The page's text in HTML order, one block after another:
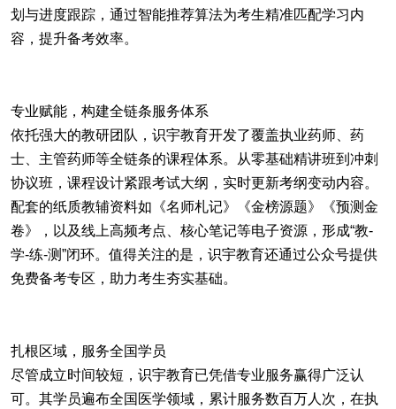
划与进度跟踪，通过智能推荐算法为考生精准匹配学习内
容，提升备考效率。
专业赋能，构建全链条服务体系
依托强大的教研团队，识宇教育开发了覆盖执业药师、药
士、主管药师等全链条的课程体系。从零基础精讲班到冲刺
协议班，课程设计紧跟考试大纲，实时更新考纲变动内容。
配套的纸质教辅资料如《名师札记》《金榜源题》《预测金
卷》，以及线上高频考点、核心笔记等电子资源，形成“教-
学-练-测”闭环。值得关注的是，识宇教育还通过公众号提供
免费备考专区，助力考生夯实基础。
扎根区域，服务全国学员
尽管成立时间较短，识宇教育已凭借专业服务赢得广泛认
可。其学员遍布全国医学领域，累计服务数百万人次，在执